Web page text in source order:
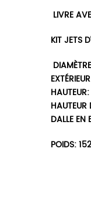
LIVRE
KIT JETS
DALLE
POIDS:
Seuls les